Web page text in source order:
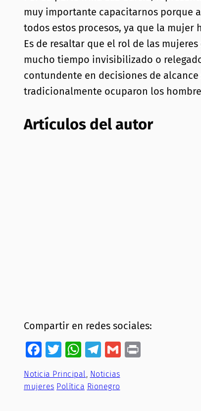
muy importante capacitarnos porque
todos estos procesos, ya que la mujer
Es de resaltar que el rol de las
mucho tiempo invisibilizado o
contundente en decisiones de
tradicionalmente ocuparon los
Artículos del autor
Compartir en redes sociales:
Facebook
Twitter
WhatsApp
Telegram
Gmail
Noticia Principal, Noticias
mujeres Política Rionegro